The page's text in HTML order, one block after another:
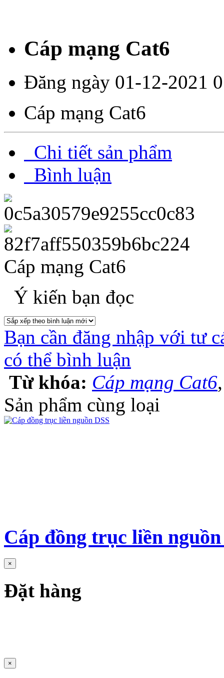
Cáp mạng Cat6
Đăng ngày 01-12-2021
Cáp mạng Cat6
Chi tiết sản phẩm
Bình luận
Cáp mạng Cat6
Ý kiến bạn đọc
Bạn cần đăng nhập với tư
có thể bình luận
Từ khóa: Cáp mạng Cat6
Sản phẩm cùng loại
Cáp đồng trục liền nguồn
×
Đặt hàng
×